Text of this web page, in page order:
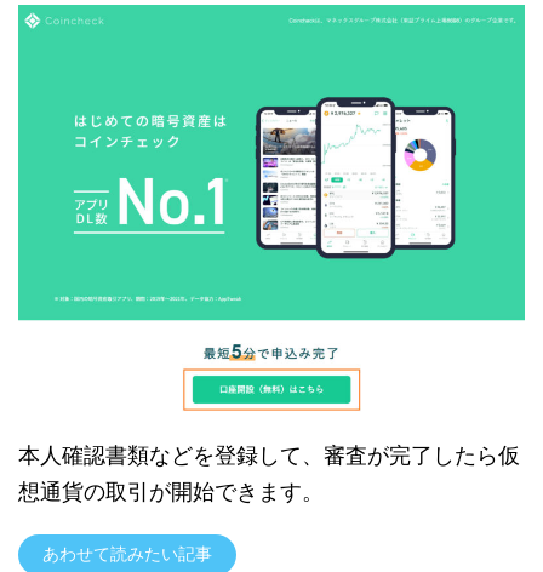
本人確認書類などを登録して、審査が完了したら仮
想通貨の取引が開始できます。
あわせて読みたい記事